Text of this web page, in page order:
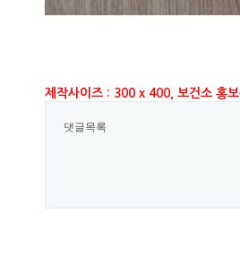
제작사이즈 : 300 x 400, 보건소 홍
댓글목록